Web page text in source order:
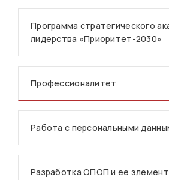
Программа стратегического
лидерства «Приоритет-2030»
Профессионалитет
Работа с персональными
Разработка ОПОП и ее